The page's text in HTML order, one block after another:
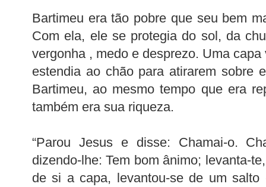
Bartimeu era tão pobre que seu bem
Com ela, ele se protegia do sol, da
vergonha , medo e desprezo. Uma
estendia ao chão para atirarem sobre
Bartimeu, ao mesmo tempo que era
também era sua riqueza.
“Parou Jesus e disse: Chamai-o.
dizendo-lhe: Tem bom ânimo; levanta-
de si a capa, levantou-se de um salto